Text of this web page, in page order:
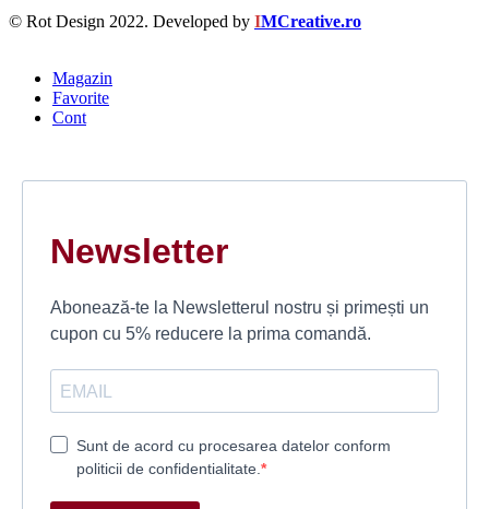
© Rot Design 2022. Developed by IMCreative.ro
Magazin
Favorite
Cont
Newsletter
Abonează-te la Newsletterul nostru și primești un
cupon cu 5% reducere la prima comandă.
Sunt de acord cu procesarea datelor conform
politicii de confidentialitate.